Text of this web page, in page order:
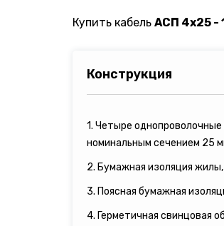
Купить кабель АСП 4х25 -
Конструкция
1. Четыре
номинальным сечением 25
2. Бумажная изоляция
3. Поясная бумажная
4. Герметичная свинцовая